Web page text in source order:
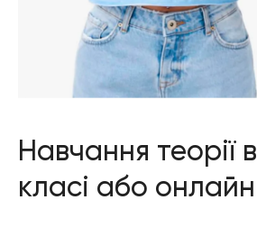
Навчання теорії в
класі або онлайн